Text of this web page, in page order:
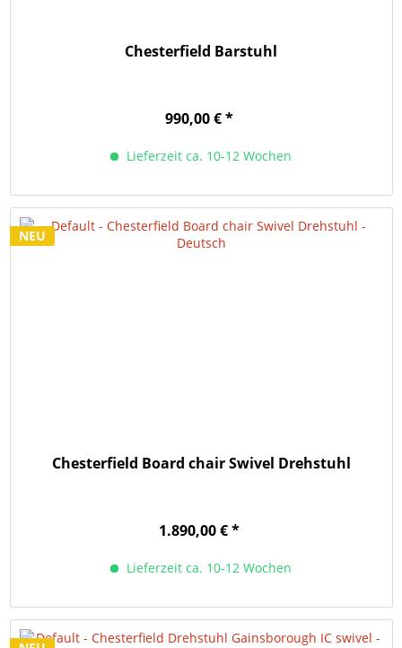
Chesterfield Barstuhl
990,00 € *
Lieferzeit ca. 10-12 Wochen
NEU
Chesterfield Board chair Swivel Drehstuhl
1.890,00 € *
Lieferzeit ca. 10-12 Wochen